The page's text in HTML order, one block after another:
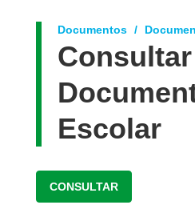
Documentos
Consultar
Escolar
CONSULTAR